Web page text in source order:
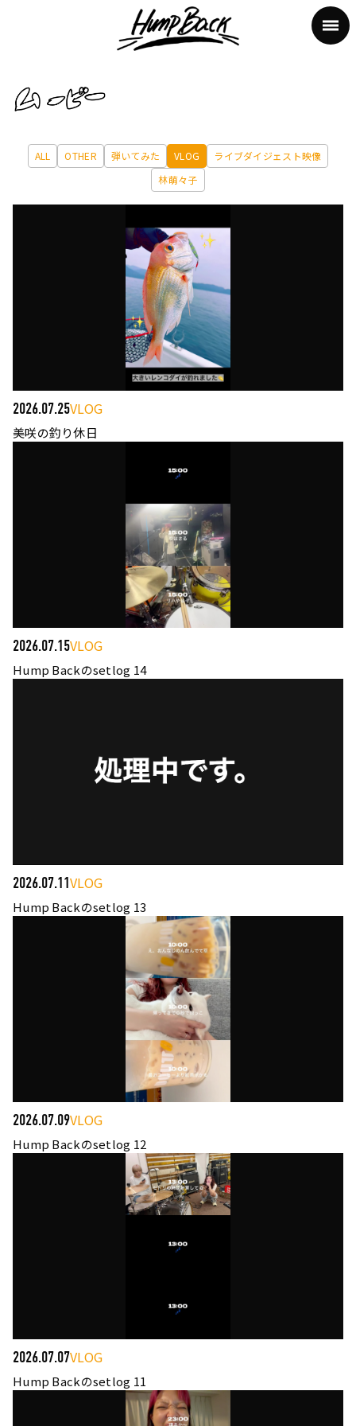
ALL OTHER 弾いてみた VLOG
ライブダイジェスト映像
林萌々子
2026.07.25VLOG
美咲の釣り休日
2026.07.15VLOG
Hump Backのsetlog 14
2026.07.11VLOG
Hump Backのsetlog 13
2026.07.09VLOG
Hump Backのsetlog 12
2026.07.07VLOG
Hump Backのsetlog 11